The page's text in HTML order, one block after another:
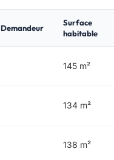
Demandeur
Surface
habitable
145 m²
134 m²
138 m²